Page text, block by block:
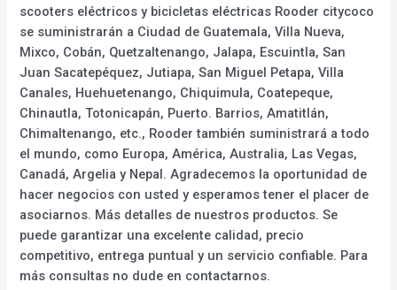
scooters eléctricos y bicicletas eléctricas Rooder citycoco
se suministrarán a Ciudad de Guatemala, Villa Nueva,
Mixco, Cobán, Quetzaltenango, Jalapa, Escuintla, San
Juan Sacatepéquez, Jutiapa, San Miguel Petapa, Villa
Canales, Huehuetenango, Chiquimula, Coatepeque,
Chinautla, Totonicapán, Puerto. Barrios, Amatitlán,
Chimaltenango, etc., Rooder también suministrará a todo
el mundo, como Europa, América, Australia, Las Vegas,
Canadá, Argelia y Nepal. Agradecemos la oportunidad de
hacer negocios con usted y esperamos tener el placer de
asociarnos. Más detalles de nuestros productos. Se
puede garantizar una excelente calidad, precio
competitivo, entrega puntual y un servicio confiable. Para
más consultas no dude en contactarnos.